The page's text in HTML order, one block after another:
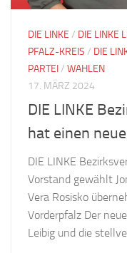
DIE LINKE / DIE LINKE
PFALZ-KREIS / DIE
PARTEI/ WAHLEN
17. MÄRZ 2024
DIE LINKE
hat einen
DIE LINKE
Vorstand gewählt
Vera Rosisko
Vorderpfalz Der
Leibig und die